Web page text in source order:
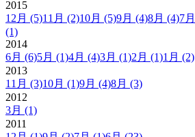
2015
12月 (5)11月 (2)10月 (5)9月 (4)8月 (4)7月
(1)
2014
6月 (6)5月 (1)4月 (4)3月 (1)2月 (1)1月 (2)
2013
11月 (3)10月 (1)9月 (4)8月 (3)
2012
3月 (1)
2011